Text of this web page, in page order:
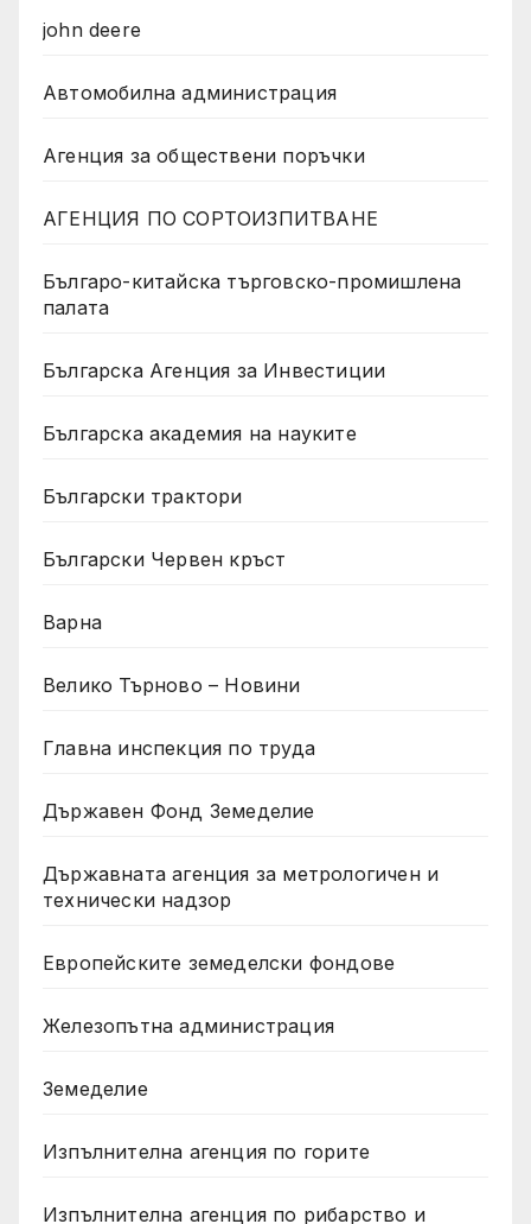
john deere
Автомобилна администрация
Агенция за обществени поръчки
АГЕНЦИЯ ПО СОРТОИЗПИТВАНЕ
Българо-китайска търговско-промишлена
палата
Българска Агенция за Инвестиции
Българска академия на науките
Български трактори
Български Червен кръст
Варна
Велико Търново – Новини
Главна инспекция по труда
Държавен Фонд Земеделие
Държавната агенция за метрологичен и
технически надзор
Европейските земеделски фондове
Железопътна администрация
Земеделие
Изпълнителна агенция по горите
Изпълнителна агенция по рибарство и